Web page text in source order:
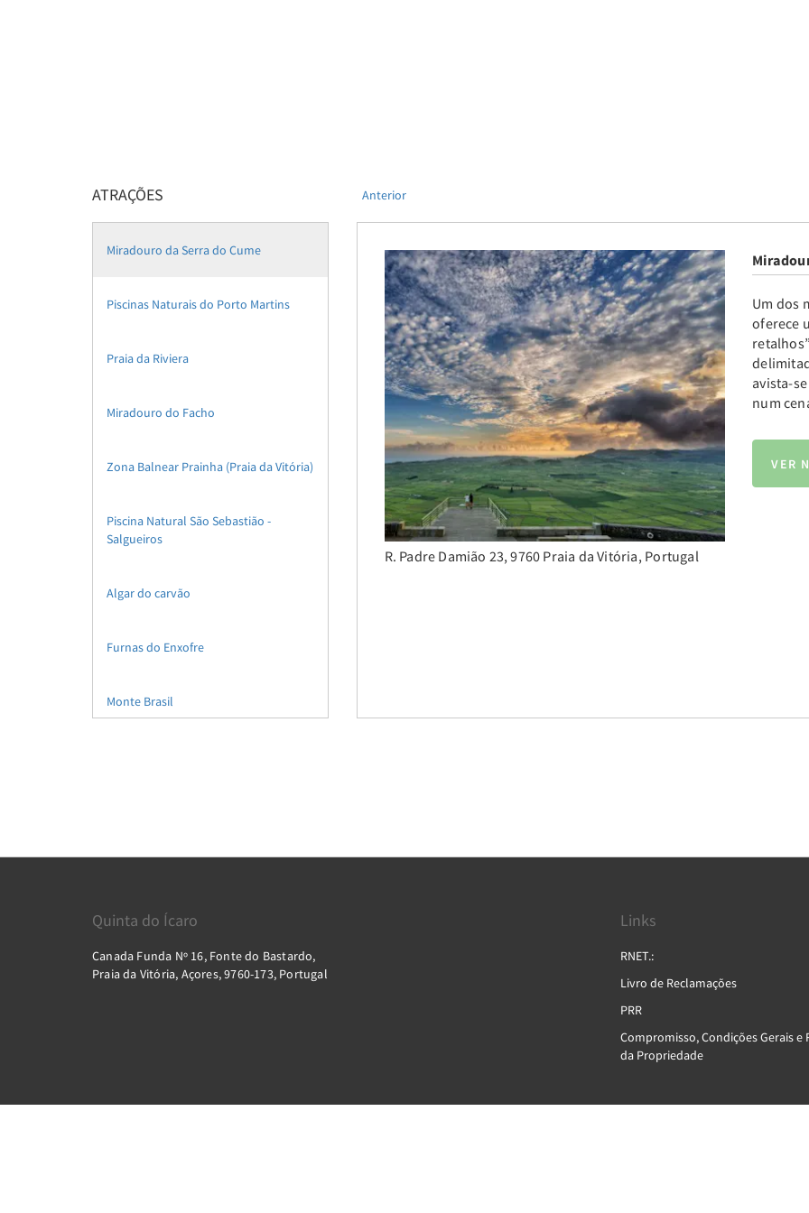
ATRAÇÕES
Miradouro da Serra do Cume
Piscinas Naturais do Porto Martins
Praia da Riviera
Miradouro do Facho
Zona Balnear Prainha (Praia da Vitória)
Piscina Natural São Sebastião -
Salgueiros
Algar do carvão
Furnas do Enxofre
Monte Brasil
Anterior
R. Padre Damião 23, 9760 Praia da Vitória, Portugal
Um dos
oferece
avista-
num
VER
Quinta do Ícaro
Canada Funda Nº 16, Fonte do Bastardo,
Praia da Vitória, Açores, 9760-173, Portugal
Links
RNET.:
Livro de Reclamações
PRR
Compromisso, Condições Gerais e
da Propriedade